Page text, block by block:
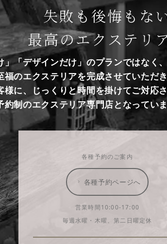
失敗も後悔もな
最高のエクステリ
」「デザインだけ」のプランではなく
福のエクステリアを完成させていただ
様に、じっくりと時間を掛けてご対応
約制のエクステリア専門店となっていま
各種予約のご案内
各種予約ページへ
営業時間10:00-17:00
毎週水曜・木曜、第二日曜定休